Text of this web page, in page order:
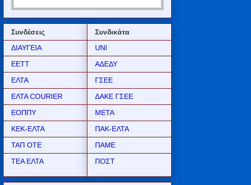
Συνδέσεις
ΔΙΑΥΓΕΙΑ
ΕΕΤΤ
ΕΛΤΑ
ΕΛΤΑ COURIER
ΕΟΠΠΥ
ΚΕΚ-ΕΛΤΑ
ΤΑΠ ΟΤΕ
ΤΕΑ ΕΛΤΑ
Συνδικάτα
UNI
ΑΔΕΔΥ
ΓΣΕΕ
ΔΑΚΕ ΓΣΕΕ
ΜΕΤΑ
ΠΑΚ-ΕΛΤΑ
ΠΑΜΕ
ΠΟΣΤ